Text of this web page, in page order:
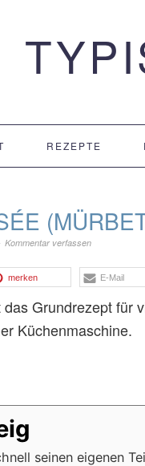
REZEPTE
Kommentar verfassen
merken E-Mail
Grundrezept für
Küchenmaschine.
seinen eigenen